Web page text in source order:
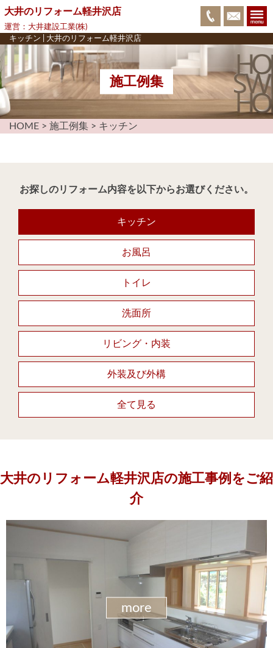
キッチン | 大井のリフォーム軽井沢店
施工例集
HOME > 施工例集 > キッチン
お探しのリフォーム内容を以下からお選びください。
キッチン
お風呂
トイレ
洗面所
リビング・内装
外装及び外構
全て見る
大井のリフォーム軽井沢店の施工事例をご紹
介
more
大井のリフォーム軽井沢店
運営：大井建設工業(株)